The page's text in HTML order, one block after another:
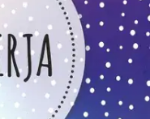
joihin voi liimata
jolloin tarrat